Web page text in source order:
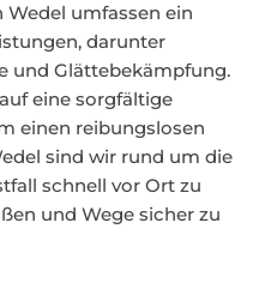
umfassen ein
darunter
und Glättebekämpfung.
eine sorgfältige
einen reibungslosen
sind wir rund um die
schnell vor Ort zu
und Wege sicher zu